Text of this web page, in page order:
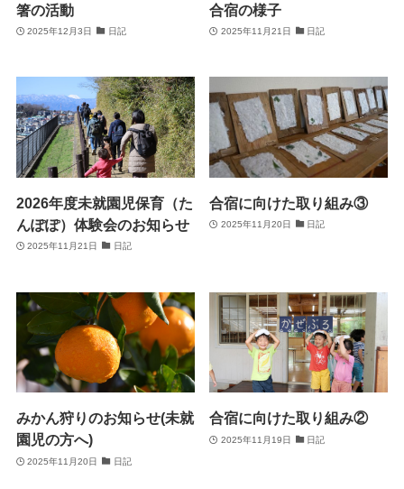
箸の活動
2025年12月3日 日記
合宿の様子
2025年11月21日 日記
2026年度未就園児保育（た
んぽぽ）体験会のお知らせ
2025年11月21日 日記
合宿に向けた取り組み③
2025年11月20日 日記
みかん狩りのお知らせ(未就
園児の方へ)
2025年11月20日 日記
合宿に向けた取り組み②
2025年11月19日 日記